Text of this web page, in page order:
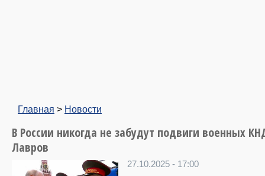
Главная > Новости
В России никогда не забудут подвиги военных
Лавров
27.10.2025 - 17:00